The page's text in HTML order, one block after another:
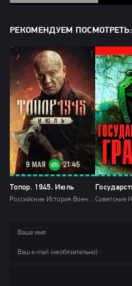
РЕКОМЕНДУЕМ ПОСМОТРЕТЬ:
Топор. 1945. Июль
Российские История Военные 2025 НТВ мини-сериалы HD